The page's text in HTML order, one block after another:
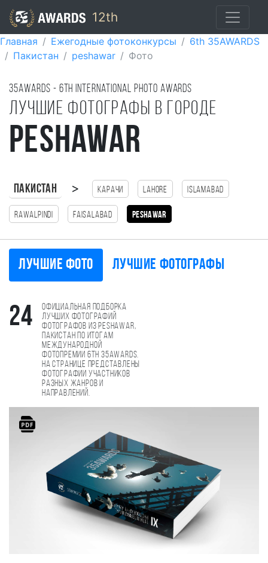
12th
Главная Ежегодные фотоконкурсы
6th 35AWARDS
Пакистан
peshawar Фото
35AWARDS - 6TH international photo awards
Лучшие фотографы в городе
peshawar
Пакистан > Карачи lahore Islamabad
Rawalpindi Faisalabad peshawar
Лучшие фото Лучшие фотографы
24
Официальная подборка
лучших фотографий
фотографов из peshawar,
Пакистан по итогам
международной
фотопремии 6th 35AWARDS.
На странице представлены
фотографии участников
разных жанров и
направлений.